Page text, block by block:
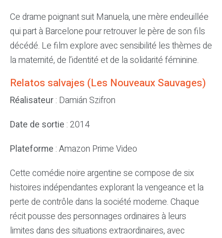
Ce drame poignant suit Manuela, une mère endeuillée
qui part à Barcelone pour retrouver le père de son fils
décédé. Le film explore avec sensibilité les thèmes de
la maternité, de l’identité et de la solidarité féminine.
Relatos salvajes (Les Nouveaux Sauvages)
Réalisateur : Damián Szifron
Date de sortie : 2014
Plateforme : Amazon Prime Video
Cette comédie noire argentine se compose de six
histoires indépendantes explorant la vengeance et la
perte de contrôle dans la société moderne. Chaque
récit pousse des personnages ordinaires à leurs
limites dans des situations extraordinaires, avec